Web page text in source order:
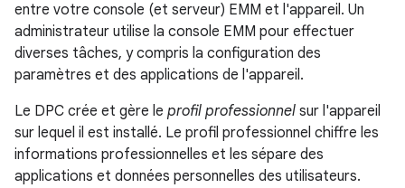
entre votre console (et serveur) EMM et l'appareil. Un
administrateur utilise la console EMM pour effectuer
diverses tâches, y compris la configuration des
paramètres et des applications de l'appareil.
Le DPC crée et gère le profil professionnel sur l'appareil
sur lequel il est installé. Le profil professionnel chiffre les
informations professionnelles et les sépare des
applications et données personnelles des utilisateurs.